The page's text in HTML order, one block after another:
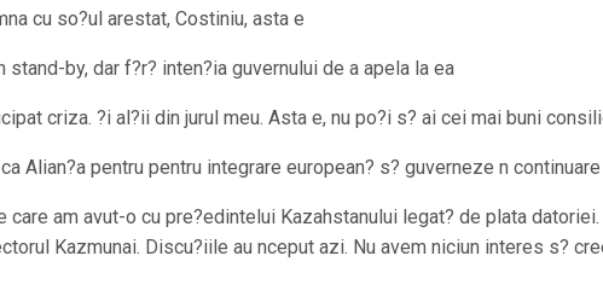
cu so?ul arestat, Costiniu, asta e
stand-by, dar f?r? inten?ia guvernului de a apela la ea
criza. ?i al?ii din jurul meu. Asta e, nu po?i s? ai cei mai buni
Alian?a pentru pentru integrare european? s? guverneze n continuare
am avut-o cu pre?edintelui Kazahstanului legat? de plata datoriei.
Kazmunai. Discu?iile au nceput azi. Nu avem niciun interes s?